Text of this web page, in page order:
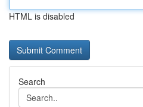
HTML is disabled
Search